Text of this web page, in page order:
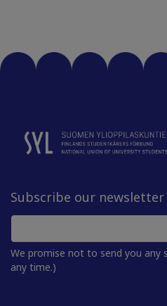
Subscribe our newsletter
We promise not to send you any
any time.)